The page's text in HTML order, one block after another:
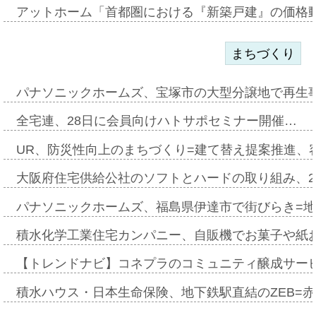
アットホーム「首都圏における『新築戸建』の価
まちづくり
パナソニックホームズ、宝塚市の大型分譲地で再
全宅連、28日に会員向けハトサポセミナー開催…
UR、防災性向上のまちづくり=建て替え提案推進
大阪府住宅供給公社のソフトとハードの取り組み
パナソニックホームズ、福島県伊達市で街びらき=
積水化学工業住宅カンパニー、自販機でお菓子や
【トレンドナビ】コネプラのコミュニティ醸成サ
積水ハウス・日本生命保険、地下鉄駅直結のZEB=